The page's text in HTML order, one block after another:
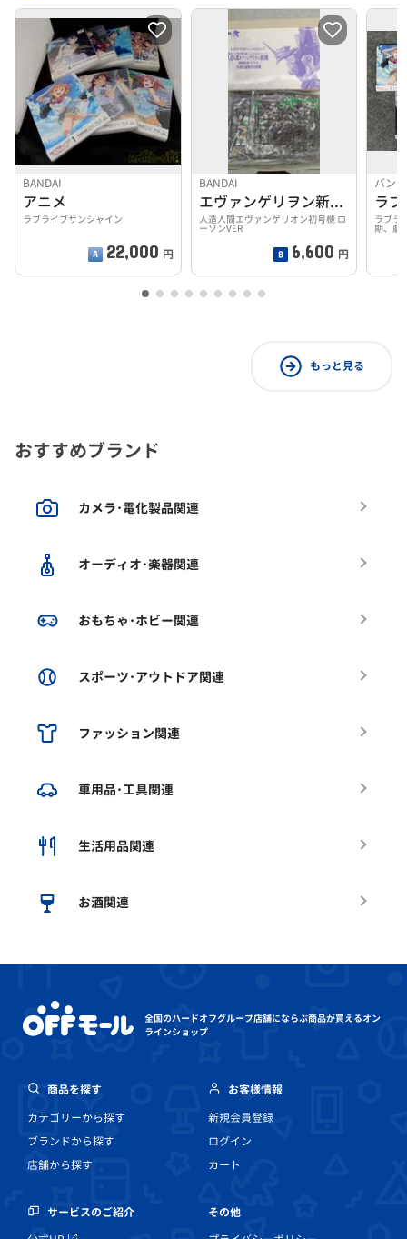
BANDAI
アニメ
ラブライブサンシャイン
22,000 円
BANDAI
エヴァンゲリヲン新劇場版 破
人造人間エヴァンゲリオン初号機 ロ
ーソンVER
6,600 円
バン
ラブラ
期、劇
もっと見る
おすすめブランド
カメラ･電化製品関連
オーディオ･楽器関連
おもちゃ･ホビー関連
スポーツ･アウトドア関連
ファッション関連
車用品･工具関連
生活用品関連
お酒関連
全国のハードオフグループ店舗にならぶ商品が買えるオン
ラインショップ
商品を探す
カテゴリーから探す
ブランドから探す
店舗から探す
お客様情報
新規会員登録
ログイン
カート
サービスのご紹介
その他